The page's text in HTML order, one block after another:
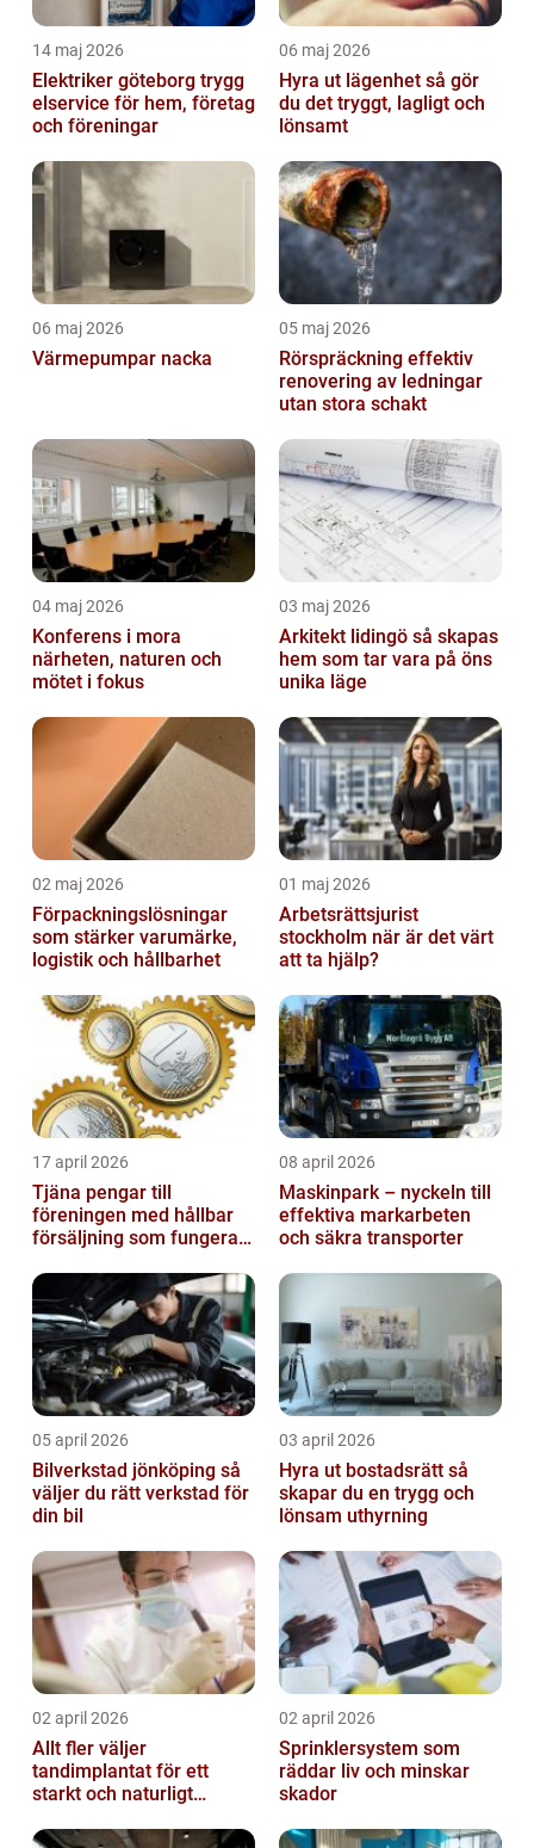
14 maj 2026
Elektriker göteborg trygg
elservice för hem, företag
och föreningar
06 maj 2026
Hyra ut lägenhet så gör
du det tryggt, lagligt och
lönsamt
06 maj 2026
Värmepumpar nacka
05 maj 2026
Rörspräckning effektiv
renovering av ledningar
utan stora schakt
04 maj 2026
Konferens i mora
närheten, naturen och
mötet i fokus
03 maj 2026
Arkitekt lidingö så skapas
hem som tar vara på öns
unika läge
02 maj 2026
Förpackningslösningar
som stärker varumärke,
logistik och hållbarhet
01 maj 2026
Arbetsrättsjurist
stockholm när är det värt
att ta hjälp?
17 april 2026
Tjäna pengar till
föreningen med hållbar
försäljning som fungerar
08 april 2026
Maskinpark – nyckeln till
effektiva markarbeten
och säkra transporter
05 april 2026
Bilverkstad jönköping så
väljer du rätt verkstad för
din bil
03 april 2026
Hyra ut bostadsrätt så
skapar du en trygg och
lönsam uthyrning
02 april 2026
Allt fler väljer
tandimplantat för ett
starkt och naturligt
02 april 2026
Sprinklersystem som
räddar liv och minskar
skador